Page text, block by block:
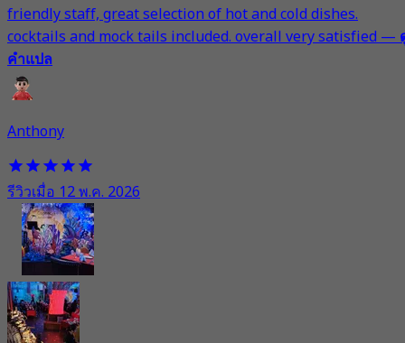
friendly staff, great selection of hot and cold dishes.
cocktails and mock tails included. overall very satisfied—
คำแปล
Anthony
รีวิวเมื่อ 12 พ.ค. 2026